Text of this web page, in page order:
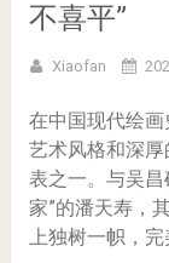
不喜平”
Xiaofan
在中国现代绘
艺术风格和深
表之一。与吴
家”的潘天寿，
上独树一帜，完